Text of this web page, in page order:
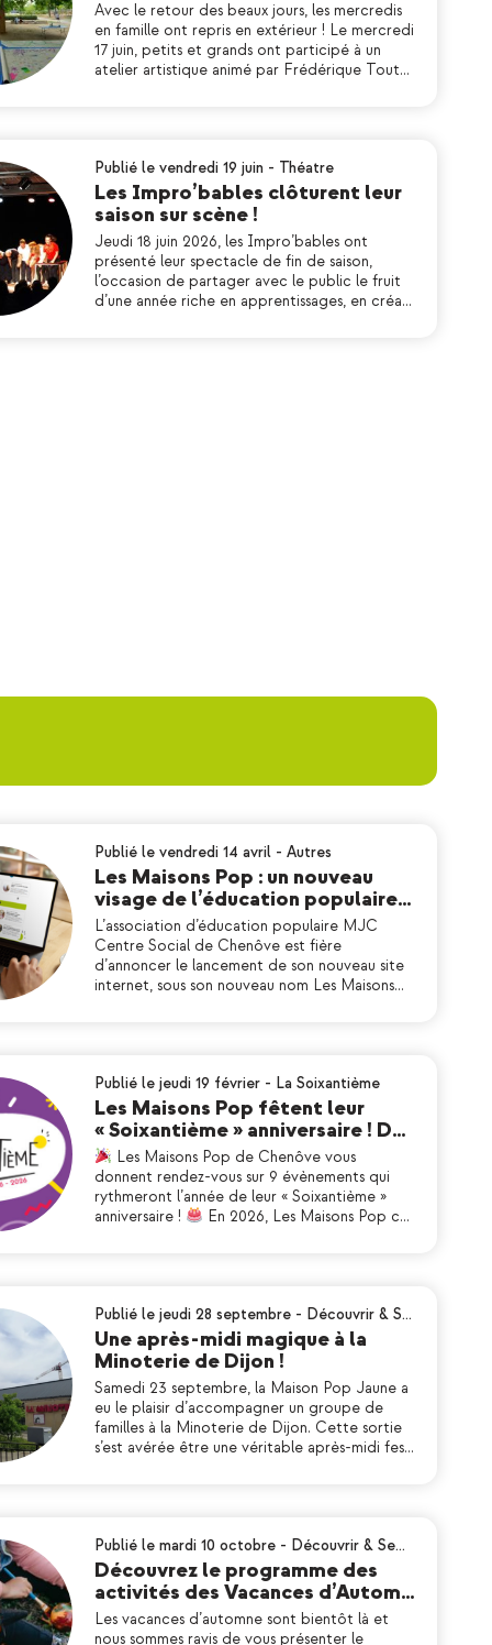
Avec le retour des beaux jours, les mercredis
en famille ont repris en extérieur ! Le mercredi
17 juin, petits et grands ont participé à un
atelier artistique animé par Frédérique Tout…
Publié le vendredi 19 juin - Théatre
Les Impro’bables clôturent leur
saison sur scène !
Jeudi 18 juin 2026, les Impro’bables ont
présenté leur spectacle de fin de saison,
l’occasion de partager avec le public le fruit
d’une année riche en apprentissages, en créa…
Publié le vendredi 14 avril - Autres
Les Maisons Pop : un nouveau
visage de l’éducation populaire…
L’association d’éducation populaire MJC
Centre Social de Chenôve est fière
d’annoncer le lancement de son nouveau site
internet, sous son nouveau nom Les Maisons…
Publié le jeudi 19 février - La Soixantième
Les Maisons Pop fêtent leur
« Soixantième » anniversaire ! D…
Les Maisons Pop de Chenôve vous
donnent rendez-vous sur 9 évènements qui
rythmeront l’année de leur « Soixantième »
anniversaire !
En 2026, Les Maisons Pop c…
Publié le jeudi 28 septembre - Découvrir & S…
Une après-midi magique à la
Minoterie de Dijon !
Samedi 23 septembre, la Maison Pop Jaune a
eu le plaisir d’accompagner un groupe de
familles à la Minoterie de Dijon. Cette sortie
s’est avérée être une véritable après-midi fes…
Publié le mardi 10 octobre - Découvrir & Se…
Découvrez le programme des
activités des Vacances d’Autom…
Les vacances d’automne sont bientôt là et
nous sommes ravis de vous présenter le